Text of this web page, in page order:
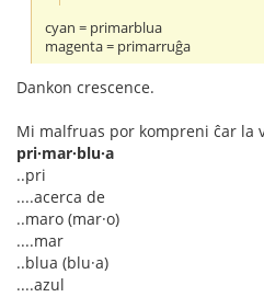
cyan = primarblua
magenta = primarruĝa
Dankon crescence.
Mi malfruas por kompreni ĉar la
pri·mar·blu·a
..pri
....acerca de
..maro (mar·o)
....mar
..blua (blu·a)
....azul